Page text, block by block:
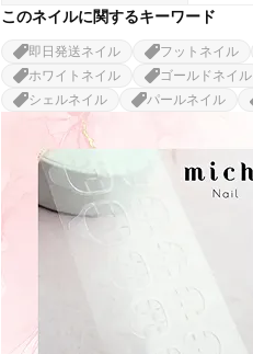
このネイルに関するキーワード
即日発送ネイル フットネイル
ホワイトネイル
ゴールドネイル
シェルネイル
パールネイル